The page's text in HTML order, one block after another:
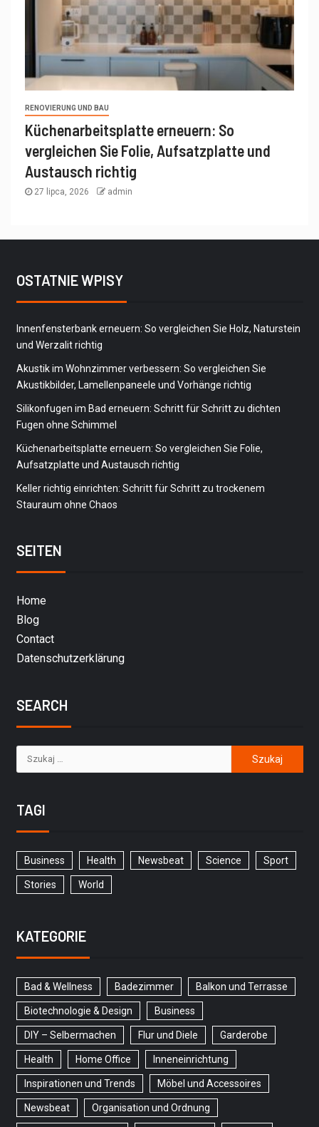
RENOVIERUNG UND BAU
Küchenarbeitsplatte erneuern: So
vergleichen Sie Folie, Aufsatzplatte und
Austausch richtig
27 lipca, 2026 admin
OSTATNIE WPISY
Innenfensterbank erneuern: So vergleichen Sie Holz, Naturstein
und Werzalit richtig
Akustik im Wohnzimmer verbessern: So vergleichen Sie
Akustikbilder, Lamellenpaneele und Vorhänge richtig
Silikonfugen im Bad erneuern: Schritt für Schritt zu dichten
Fugen ohne Schimmel
Küchenarbeitsplatte erneuern: So vergleichen Sie Folie,
Aufsatzplatte und Austausch richtig
Keller richtig einrichten: Schritt für Schritt zu trockenem
Stauraum ohne Chaos
SEITEN
Home
Blog
Contact
Datenschutzerklärung
SEARCH
TAGI
Business Health Newsbeat Science Sport
Stories World
KATEGORIE
Bad & Wellness Badezimmer Balkon und Terrasse
Biotechnologie & Design Business
DIY – Selbermachen Flur und Diele Garderobe
Health Home Office Inneneinrichtung
Inspirationen und Trends Möbel und Accessoires
Newsbeat Organisation und Ordnung